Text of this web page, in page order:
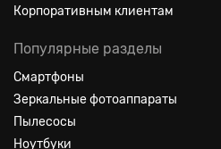
Корпоративным клиентам
Популярные разделы
Смартфоны
Зеркальные фотоаппараты
Пылесосы
Ноутбуки